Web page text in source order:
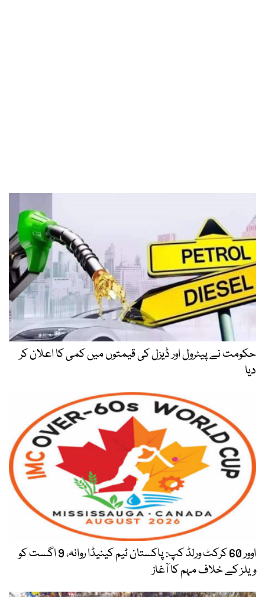
حکومت نے پیٹرول اور ڈیزل کی قیمتوں میں کمی کا اعلان کر
دیا
اوور 60 کرکٹ ورلڈ کپ: پاکستان ٹیم کینیڈا روانہ، 9 اگست کو
ویلز کے خلاف مہم کا آغاز